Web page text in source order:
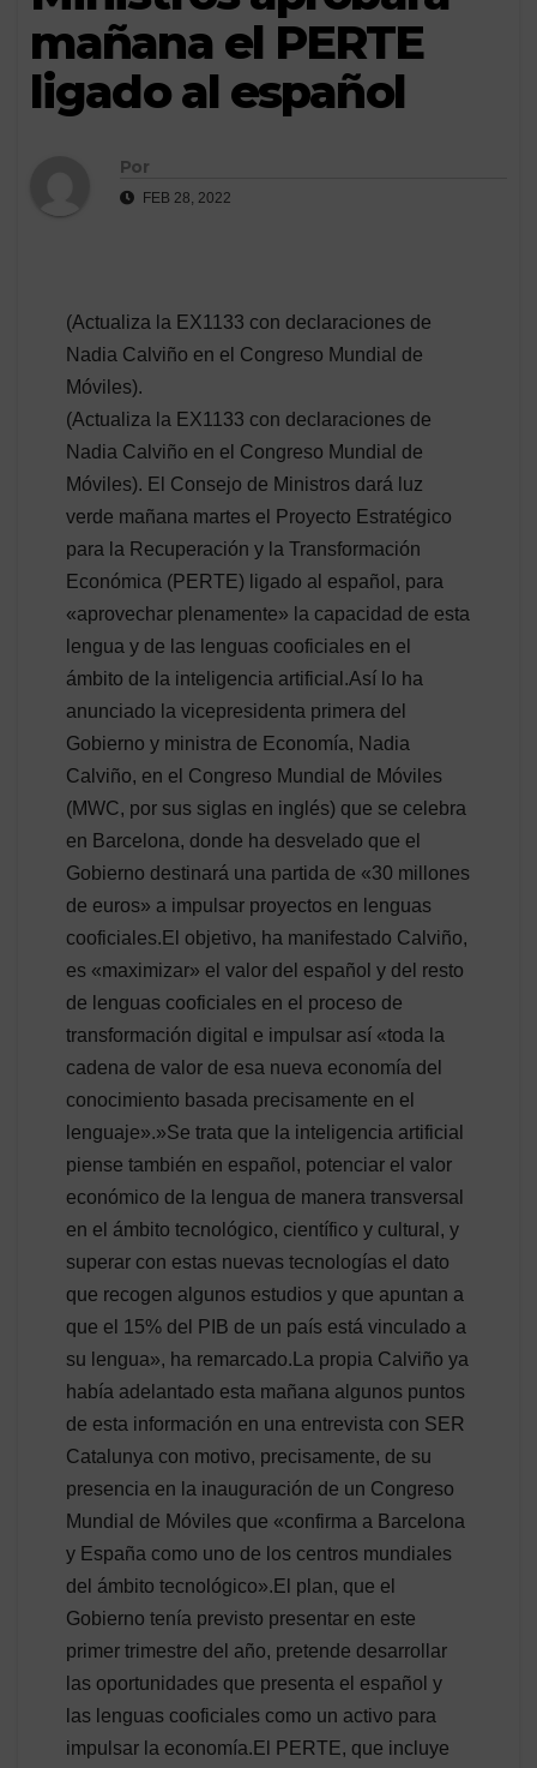
mañana el PERTE
ligado al español
Por
FEB 28, 2022
(Actualiza la EX1133 con declaraciones de
Nadia Calviño en el Congreso Mundial de
Móviles).
(Actualiza la EX1133 con declaraciones de
Nadia Calviño en el Congreso Mundial de
Móviles). El Consejo de Ministros dará luz
verde mañana martes el Proyecto Estratégico
para la Recuperación y la Transformación
Económica (PERTE) ligado al español, para
«aprovechar plenamente» la capacidad de esta
lengua y de las lenguas cooficiales en el
ámbito de la inteligencia artificial.Así lo ha
anunciado la vicepresidenta primera del
Gobierno y ministra de Economía, Nadia
Calviño, en el Congreso Mundial de Móviles
(MWC, por sus siglas en inglés) que se celebra
en Barcelona, donde ha desvelado que el
Gobierno destinará una partida de «30 millones
de euros» a impulsar proyectos en lenguas
cooficiales.El objetivo, ha manifestado Calviño,
es «maximizar» el valor del español y del resto
de lenguas cooficiales en el proceso de
transformación digital e impulsar así «toda la
cadena de valor de esa nueva economía del
conocimiento basada precisamente en el
lenguaje».»Se trata que la inteligencia artificial
piense también en español, potenciar el valor
económico de la lengua de manera transversal
en el ámbito tecnológico, científico y cultural, y
superar con estas nuevas tecnologías el dato
que recogen algunos estudios y que apuntan a
que el 15% del PIB de un país está vinculado a
su lengua», ha remarcado.La propia Calviño ya
había adelantado esta mañana algunos puntos
de esta información en una entrevista con SER
Catalunya con motivo, precisamente, de su
presencia en la inauguración de un Congreso
Mundial de Móviles que «confirma a Barcelona
y España como uno de los centros mundiales
del ámbito tecnológico».El plan, que el
Gobierno tenía previsto presentar en este
primer trimestre del año, pretende desarrollar
las oportunidades que presenta el español y
las lenguas cooficiales como un activo para
impulsar la economía.El PERTE, que incluye